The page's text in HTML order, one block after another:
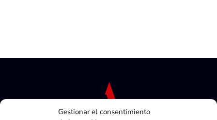
Gestionar el consentimiento